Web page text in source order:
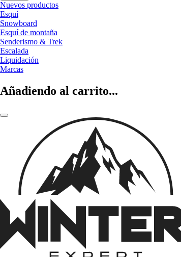
Nuevos productos
Esquí
Snowboard
Esquí de montaña
Senderismo & Trek
Escalada
Liquidación
Marcas
Añadiendo al carrito...